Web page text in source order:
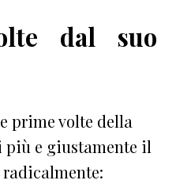
dal suo
prime volte della
più e giustamente il